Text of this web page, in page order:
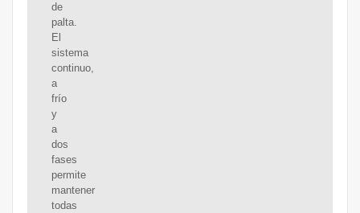
de
palta.
El
sistema
continuo,
a
frío
y
a
dos
fases
permite
mantener
todas